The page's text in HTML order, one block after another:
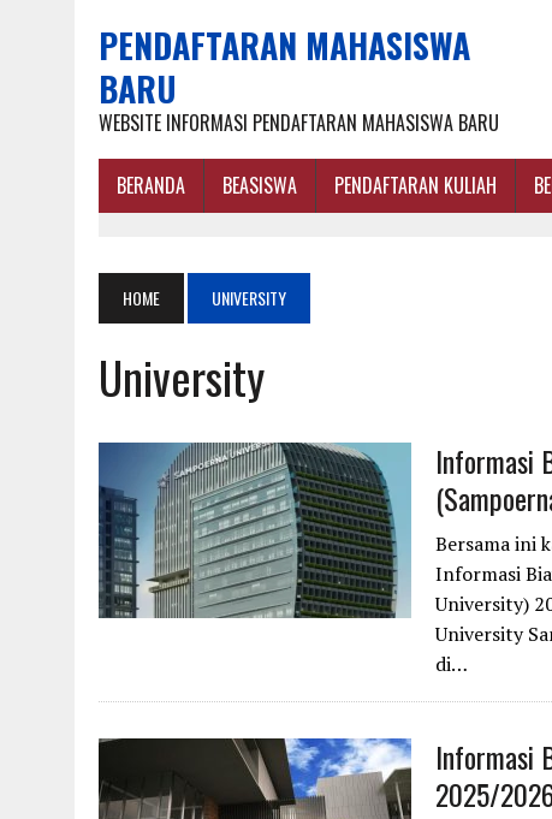
PENDAFTARAN MAHASISWA
BARU
WEBSITE INFORMASI PENDAFTARAN MAHASISWA BARU
BERANDA BEASISWA PENDAFTARAN KULIAH
HOME UNIVERSITY
University
Informasi
Bersama ini
Informasi
University)
University
di…
Informasi
2025/